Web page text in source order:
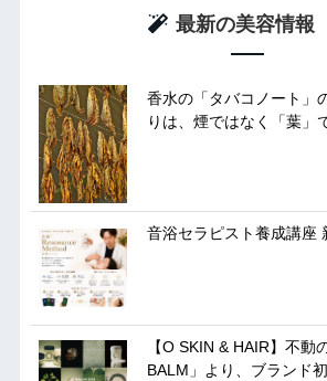
最新の美容情報
香水の「タバコノート」
りは、煙ではなく「葉」
音浴セラピスト養成講座
【O SKIN & HAIR】不動
BALM」より、ブランド